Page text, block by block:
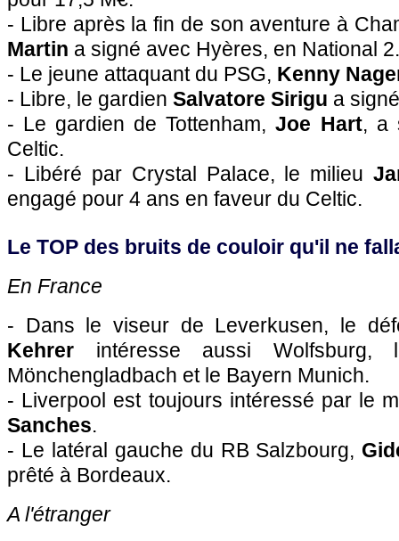
- Libre après la fin de son aventure à
Martin a signé avec Hyères, en National 2.
- Le jeune attaquant du PSG, Kenny
- Libre, le gardien Salvatore Sirigu a
- Le gardien de Tottenham, Joe Hart, a
Celtic.
- Libéré par Crystal Palace, le milieu
engagé pour 4 ans en faveur du Celtic.
Le TOP des bruits de couloir qu'il ne
En France
- Dans le viseur de Leverkusen, le
Kehrer intéresse aussi Wolfsburg,
Mönchengladbach et le Bayern Munich.
- Liverpool est toujours intéressé par le
Sanches.
- Le latéral gauche du RB Salzbourg,
prêté à Bordeaux.
A l'étranger